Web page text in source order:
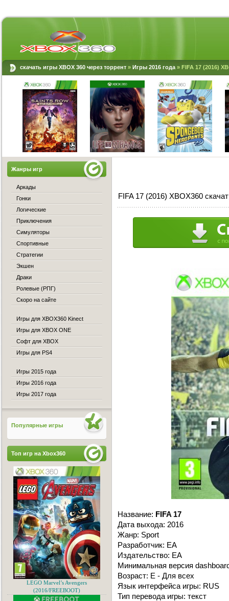
скачать игры XBOX 360 через торрент » Игры 2016 года » FIFA 17 (2016)
FIFA 17 (2016) XBOX360
Название: FIFA 17
Дата выхода: 2016
Жанр: Sport
Разработчик: EA
Издательство: EA
Минимальная версия
Возраст: E - Для всех
Язык интерфейса игры: RUS
Тип перевода игры: текст
Жанры игр
Аркады
Гонки
Логические
Приключения
Симуляторы
Спортивные
Стратегии
Экшен
Драки
Ролевые (РПГ)
Скоро на сайте
Игры для XBOX360 Kinect
Игры для XBOX ONE
Софт для XBOX
Игры для PS4
Игры 2015 года
Игры 2016 года
Игры 2017 года
Популярные игры
Топ игр на Xbox360
LEGO Marvel’s Avengers
(2016/FREEBOOT)